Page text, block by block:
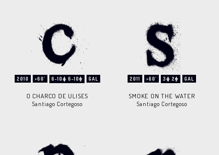
2010 >60' 6-10 6-10 GAL
O CHARCO DE ULISES
Santiago Cortegoso
2011 >60' 3 2 GAL
SMOKE ON THE WATER
Santiago Cortegoso